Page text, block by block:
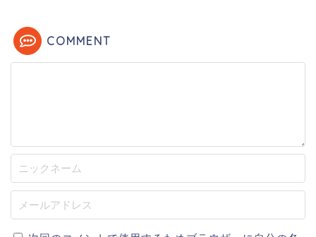
COMMENT